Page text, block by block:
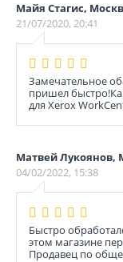
Майя Стагис,
21/07/2020, 20:41
Замечательное
пришел
для Xerox
Матвей Лукоянов,
04/02/2022, 15:38
Быстро
этом магазине
Продавец по